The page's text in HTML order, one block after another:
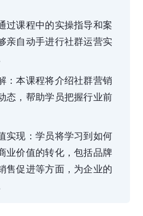
过课程中的实操指导和案
亲自动手进行社群运营实
：本课程将介绍社群营销
态，帮助学员把握行业前
实现：学员将学习到如何
业价值的转化，包括品牌
售促进等方面，为企业的